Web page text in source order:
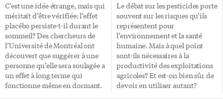
C’est une idée étrange, mais qui
méritait d’être vérifiée: l’effet
placébo persiste-t-il durant le
sommeil? Des chercheurs de
l’Université de Montréal ont
découvert que suggérer à une
personne qu’elle sera soulagée a
un effet à long terme qui
fonctionne même en dormant.
Le débat sur les pesticides porte
souvent sur les risques qu’ils
représentent pour
l’environnement et la santé
humaine. Mais à quel point
sont-ils nécessaires à la
productivité des exploitations
agricoles? Et est-on bien sûr de
devoir en utiliser autant?